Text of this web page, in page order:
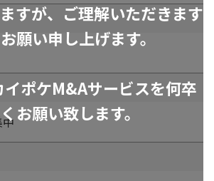
すが、ご理解いただきます
願い申し上げます。
イポケM&Aサービスを何卒
お願い致します。